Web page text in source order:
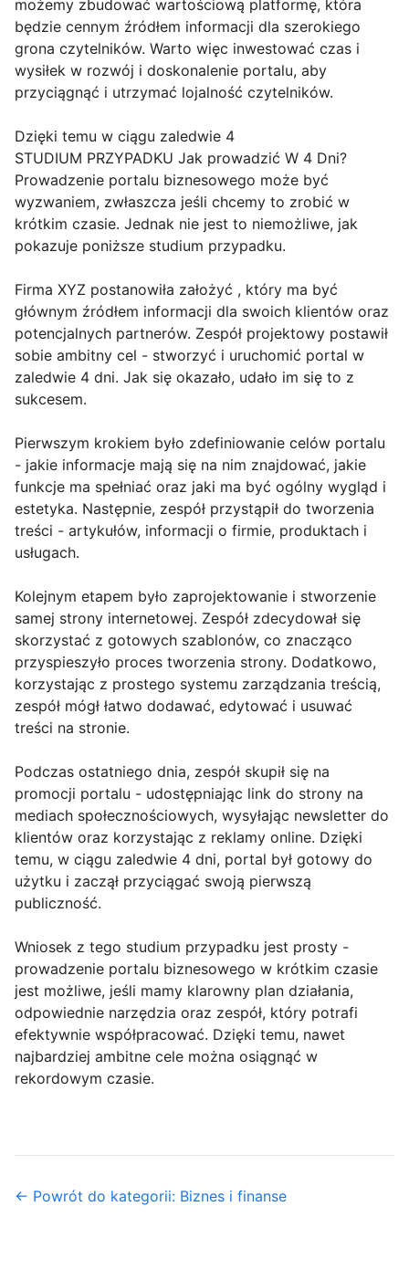
możemy zbudować wartościową platformę, która
będzie cennym źródłem informacji dla szerokiego
grona czytelników. Warto więc inwestować czas i
wysiłek w rozwój i doskonalenie portalu, aby
przyciągnąć i utrzymać lojalność czytelników.
Dzięki temu w ciągu zaledwie 4
STUDIUM PRZYPADKU Jak prowadzić W 4 Dni?
Prowadzenie portalu biznesowego może być
wyzwaniem, zwłaszcza jeśli chcemy to zrobić w
krótkim czasie. Jednak nie jest to niemożliwe, jak
pokazuje poniższe studium przypadku.
Firma XYZ postanowiła założyć , który ma być
głównym źródłem informacji dla swoich klientów oraz
potencjalnych partnerów. Zespół projektowy postawił
sobie ambitny cel - stworzyć i uruchomić portal w
zaledwie 4 dni. Jak się okazało, udało im się to z
sukcesem.
Pierwszym krokiem było zdefiniowanie celów portalu
- jakie informacje mają się na nim znajdować, jakie
funkcje ma spełniać oraz jaki ma być ogólny wygląd i
estetyka. Następnie, zespół przystąpił do tworzenia
treści - artykułów, informacji o firmie, produktach i
usługach.
Kolejnym etapem było zaprojektowanie i stworzenie
samej strony internetowej. Zespół zdecydował się
skorzystać z gotowych szablonów, co znacząco
przyspieszyło proces tworzenia strony. Dodatkowo,
korzystając z prostego systemu zarządzania treścią,
zespół mógł łatwo dodawać, edytować i usuwać
treści na stronie.
Podczas ostatniego dnia, zespół skupił się na
promocji portalu - udostępniając link do strony na
mediach społecznościowych, wysyłając newsletter do
klientów oraz korzystając z reklamy online. Dzięki
temu, w ciągu zaledwie 4 dni, portal był gotowy do
użytku i zaczął przyciągać swoją pierwszą
publiczność.
Wniosek z tego studium przypadku jest prosty -
prowadzenie portalu biznesowego w krótkim czasie
jest możliwe, jeśli mamy klarowny plan działania,
odpowiednie narzędzia oraz zespół, który potrafi
efektywnie współpracować. Dzięki temu, nawet
najbardziej ambitne cele można osiągnąć w
rekordowym czasie.
← Powrót do kategorii: Biznes i finanse